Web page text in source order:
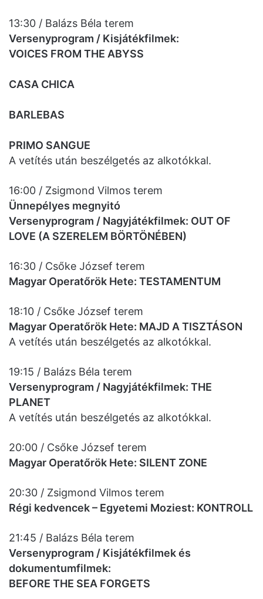
13:30 / Balázs Béla terem
Versenyprogram / Kisjátékfilmek:
VOICES FROM THE ABYSS
CASA CHICA
BARLEBAS
PRIMO SANGUE
A vetítés után beszélgetés az alkotókkal.
16:00 / Zsigmond Vilmos terem
Ünnepélyes megnyitó
Versenyprogram / Nagyjátékfilmek: OUT OF
LOVE (A SZERELEM BÖRTÖNÉBEN)
16:30 / Csőke József terem
Magyar Operatőrök Hete: TESTAMENTUM
18:10 / Csőke József terem
Magyar Operatőrök Hete: MAJD A TISZTÁSON
A vetítés után beszélgetés az alkotókkal.
19:15 / Balázs Béla terem
Versenyprogram / Nagyjátékfilmek: THE
PLANET
A vetítés után beszélgetés az alkotókkal.
20:00 / Csőke József terem
Magyar Operatőrök Hete: SILENT ZONE
20:30 / Zsigmond Vilmos terem
Régi kedvencek – Egyetemi Moziest: KONTROLL
21:45 / Balázs Béla terem
Versenyprogram / Kisjátékfilmek és
dokumentumfilmek:
BEFORE THE SEA FORGETS